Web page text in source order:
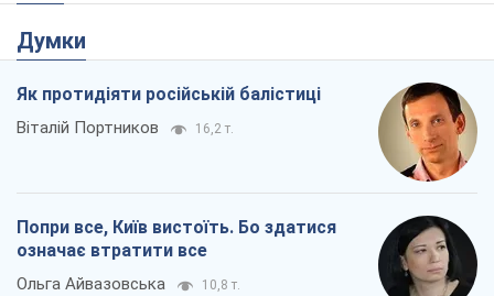
Думки
Як протидіяти російській балістиці
Віталій Портников 16,2 т.
Попри все, Київ вистоїть. Бо здатися
означає втратити все
Ольга Айвазовська 10,8 т.